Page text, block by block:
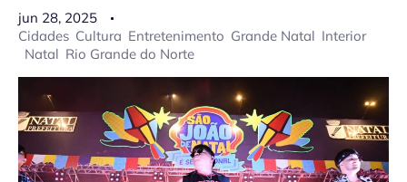
jun 28, 2025
Cidades Cultura Entretenimento Grande Natal Interior
Natal Rio Grande do Norte